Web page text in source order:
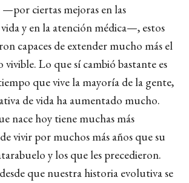
ciertas mejoras en las
y en la atención médica—, estos
capaces de extender mucho más el
Lo que sí cambió bastante es
que vive la mayoría de la gente,
de vida ha aumentado mucho.
nace hoy tiene muchas más
vivir por muchos más años que su
y los que les precedieron.
que nuestra historia evolutiva se